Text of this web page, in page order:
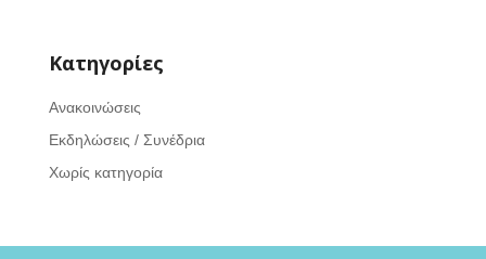
Kατηγορίες
Ανακοινώσεις
Εκδηλώσεις / Συνέδρια
Χωρίς κατηγορία